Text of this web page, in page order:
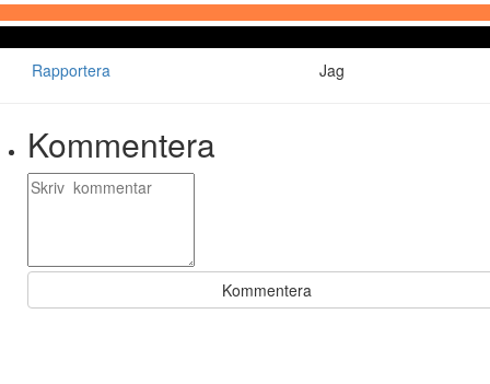
Rapportera Jag
Kommentera
Kommentera